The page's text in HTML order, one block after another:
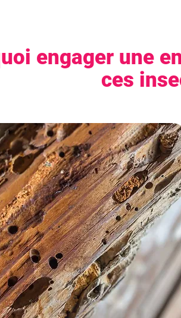
engager une
ces